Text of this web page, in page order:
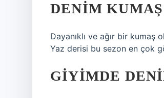
DENIM
Dayanıklı ve ağır bir
Yaz derisi bu sezon en çok
GIYIMDE